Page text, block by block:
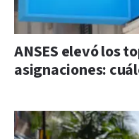
ANSES elevó los
asignaciones: